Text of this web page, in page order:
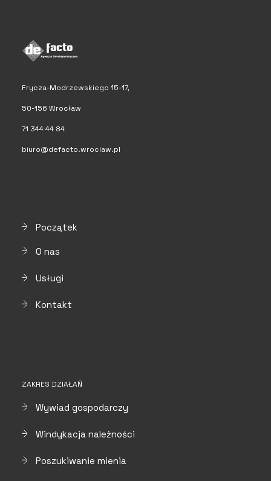
Frycza-Modrzewskiego 15-17,
50-156 Wrocław
71 344 44 84
biuro@defacto.wroclaw.pl
Początek
O nas
Usługi
Kontakt
ZAKRES DZIAŁAŃ
Wywiad gospodarczy
Windykacja należności
Poszukiwanie mienia